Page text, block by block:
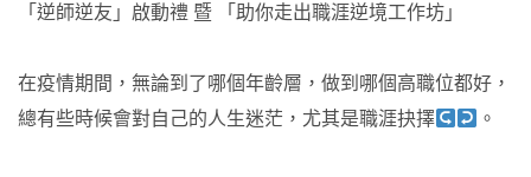
「逆師逆友」啟動禮 暨 「助你走出職涯逆境工作坊」
在疫情期間，無論到了哪個年齡層，做到哪個高職位都好，
總有些時候會對自己的人生迷茫，尤其是職涯抉擇
。